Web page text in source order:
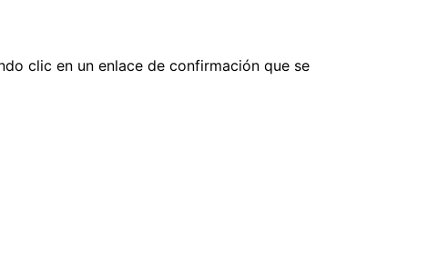
clic en un enlace de confirmación que se